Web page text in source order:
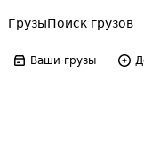
ГрузыПоиск грузов
Ваши грузы